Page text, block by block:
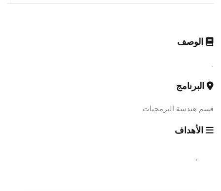
الوصف
.
البرنامج
قسم هندسة البرمجيات
الأهداف
..